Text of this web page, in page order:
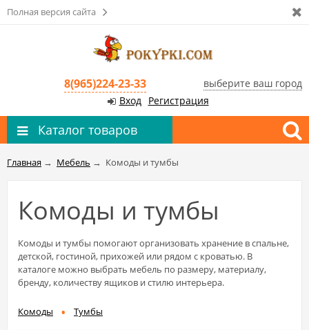
Полная версия сайта
8(965)224-23-33
выберите ваш город
Вход
Регистрация
Каталог товаров
Главная → Мебель → Комоды и тумбы
Комоды и тумбы
Комоды и тумбы помогают организовать хранение в спальне,
детской, гостиной, прихожей или рядом с кроватью. В
каталоге можно выбрать мебель по размеру, материалу,
бренду, количеству ящиков и стилю интерьера.
Комоды Тумбы